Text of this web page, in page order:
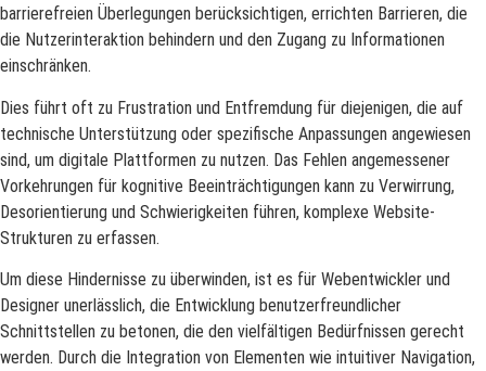
barrierefreien Überlegungen berücksichtigen, errichten Barrieren, die
die Nutzerinteraktion behindern und den Zugang zu Informationen
einschränken.
Dies führt oft zu Frustration und Entfremdung für diejenigen, die auf
technische Unterstützung oder spezifische Anpassungen angewiesen
sind, um digitale Plattformen zu nutzen. Das Fehlen angemessener
Vorkehrungen für kognitive Beeinträchtigungen kann zu Verwirrung,
Desorientierung und Schwierigkeiten führen, komplexe Website-
Strukturen zu erfassen.
Um diese Hindernisse zu überwinden, ist es für Webentwickler und
Designer unerlässlich, die Entwicklung benutzerfreundlicher
Schnittstellen zu betonen, die den vielfältigen Bedürfnissen gerecht
werden. Durch die Integration von Elementen wie intuitiver Navigation,